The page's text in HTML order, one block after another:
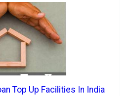
Top Up Facilities In India